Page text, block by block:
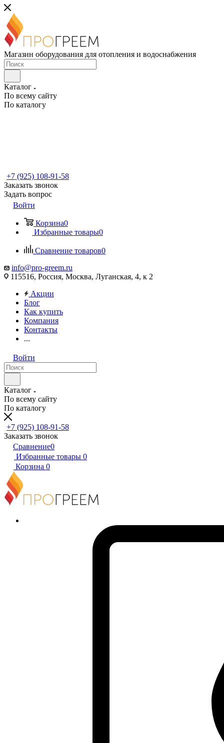
Магазин оборудования для отопления и водоснабжения
Каталог
По всему сайту
По каталогу
+7 (925) 108-91-58
Заказать звонок
Задать вопрос
Войти
Корзина0
Избранные товары0
Сравнение товаров0
info@pro-greem.ru
115516, Россия, Москва, Луганская, 4, к 2
Акции
Блог
Как купить
Компания
Контакты
...
Войти
Каталог
По всему сайту
По каталогу
+7 (925) 108-91-58
Заказать звонок
Сравнение0
Избранные товары 0
Корзина 0